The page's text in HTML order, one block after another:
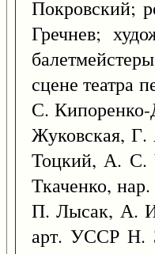
Покровский;
Гречнев;
сцене
С.
Жуковская,
Тоцкий, А. С.
Ткаченко,
П. Лысак, А.
арт. УССР Н.